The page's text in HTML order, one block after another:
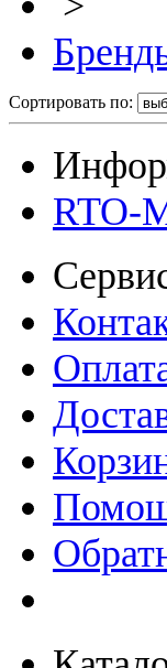
Сортировать по:
RTO-